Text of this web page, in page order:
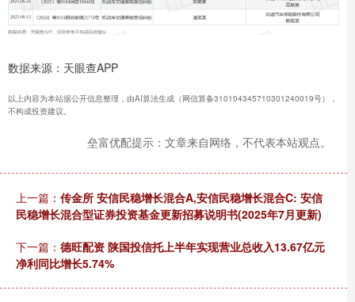
数据来源：天眼查APP
以上内容为本站据公开信息整理，由AI算法生成（网信算备310104345710301240019号），
不构成投资建议。
垒富优配提示：文章来自网络，不代表本站观点。
上一篇： 传金所 安信民稳增长混合A,安信民稳增长混合C: 安信
民稳增长混合型证券投资基金更新招募说明书(2025年7月更新)
下一篇： 德旺配资 陕国投信托上半年实现营业总收入13.67亿元
净利同比增长5.74%